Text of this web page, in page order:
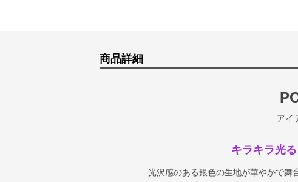
商品詳細
アイ
キラキラ光
光沢感のある銀色の生地が華やかで舞